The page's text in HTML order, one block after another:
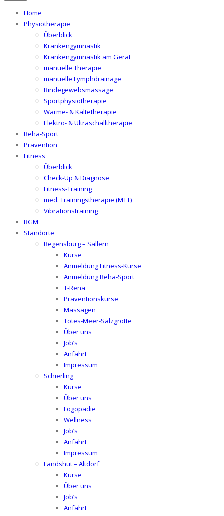
Home
Physiotherapie
Überblick
Krankengymnastik
Krankengymnastik am Gerät
manuelle Therapie
manuelle Lymphdrainage
Bindegewebsmassage
Sportphysiotherapie
Wärme- & Kältetherapie
Elektro- & Ultraschalltherapie
Reha-Sport
Prävention
Fitness
Überblick
Check-Up & Diagnose
Fitness-Training
med. Trainingstherapie (MTT)
Vibrationstraining
BGM
Standorte
Regensburg – Sallern
Kurse
Anmeldung Fitness-Kurse
Anmeldung Reha-Sport
T-Rena
Präventionskurse
Massagen
Totes-Meer-Salzgrotte
Über uns
Job’s
Anfahrt
Impressum
Schierling
Kurse
Über uns
Logopädie
Wellness
Job’s
Anfahrt
Impressum
Landshut – Altdorf
Kurse
Über uns
Job’s
Anfahrt